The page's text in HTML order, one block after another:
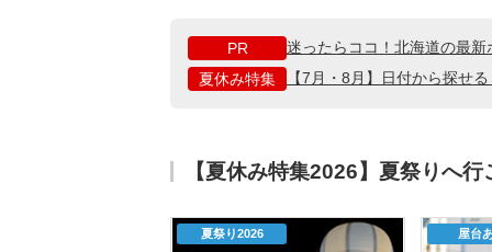
PR
迷ったらココ！北海道の最
夏休み特集
【7月・8月】日付から探せ
【夏休み特集2026】夏祭りへ
夏祭り2026 屋台